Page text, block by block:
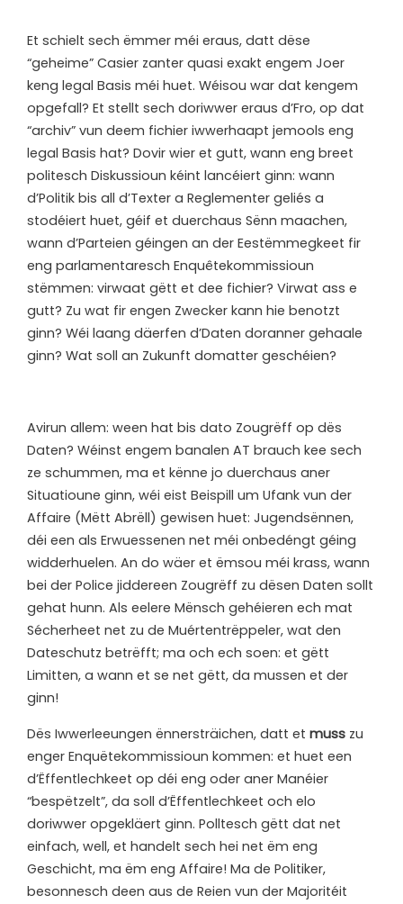
Et schielt sech ëmmer méi eraus, datt dëse
“geheime” Casier zanter quasi exakt engem Joer
keng legal Basis méi huet. Wéisou war dat kengem
opgefall? Et stellt sech doriwwer eraus d’Fro, op dat
“archiv” vun deem fichier iwwerhaapt jemools eng
legal Basis hat? Dovir wier et gutt, wann eng breet
politesch Diskussioun kéint lancéiert ginn: wann
d’Politik bis all d’Texter a Reglementer geliés a
stodéiert huet, géif et duerchaus Sënn maachen,
wann d’Parteien géingen an der Eestëmmegkeet fir
eng parlamentaresch Enquêtekommissioun
stëmmen: virwaat gëtt et dee fichier? Virwat ass e
gutt? Zu wat fir engen Zwecker kann hie benotzt
ginn? Wéi laang däerfen d’Daten doranner gehaale
ginn? Wat soll an Zukunft domatter geschéien?
Avirun allem: ween hat bis dato Zougrëff op dës
Daten? Wéinst engem banalen AT brauch kee sech
ze schummen, ma et kënne jo duerchaus aner
Situatioune ginn, wéi eist Beispill um Ufank vun der
Affaire (Mëtt Abrëll) gewisen huet: Jugendsënnen,
déi een als Erwuessenen net méi onbedéngt géing
widderhuelen. An do wäer et ëmsou méi krass, wann
bei der Police jiddereen Zougrëff zu dësen Daten sollt
gehat hunn. Als eelere Mënsch gehéieren ech mat
Sécherheet net zu de Muértentrëppeler, wat den
Dateschutz betrëfft; ma och ech soen: et gëtt
Limitten, a wann et se net gëtt, da mussen et der
ginn!
Dës Iwwerleeungen ënnersträichen, datt et muss zu
enger Enquëtekommissioun kommen: et huet een
d’Ëffentlechkeet op déi eng oder aner Manéier
“bespëtzelt”, da soll d’Ëffentlechkeet och elo
doriwwer opgekläert ginn. Polltesch gëtt dat net
einfach, well, et handelt sech hei net ëm eng
Geschicht, ma ëm eng Affaire! Ma de Politiker,
besonnesch deen aus de Reien vun der Majoritéit